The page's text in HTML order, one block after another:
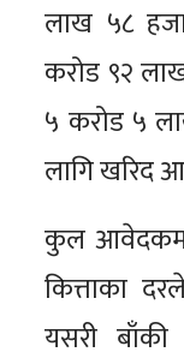
लाख ५८
करोड ९२
५ करोड ५
लागि खरिद
कुल
कित्ताका
यसरी